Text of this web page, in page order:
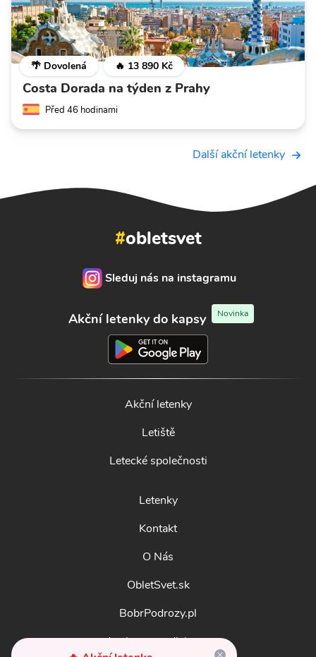
🌴 Dovolená 🔥 13 890 Kč
Costa Dorada na týden z Prahy
Před 46 hodinami
Další akční letenky
#obletsvet
Sleduj nás na instagramu
Akční letenky do kapsy Novinka
Akční letenky
Letiště
Letecké společnosti
Letenky
Kontakt
O Nás
ObletSvet.sk
BobrPodrozy.pl
destinosmundiales.es